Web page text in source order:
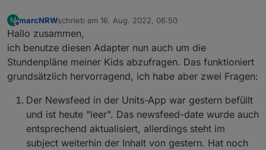
M
Offline
marcNRWschrieb am 16. Aug. 2022, 06:50
zuletzt editiert von
Hallo zusammen,
ich benutze diesen Adapter nun auch um die
Stundenpläne meiner Kids abzufragen. Das funktioniert
grundsätzlich hervorragend, ich habe aber zwei Fragen:
Der Newsfeed in der Units-App war gestern befüllt
und ist heute "leer". Das newsfeed-date wurde auch
entsprechend aktualisiert, allerdings steht im
subject weiterhin der Inhalt von gestern. Hat noch